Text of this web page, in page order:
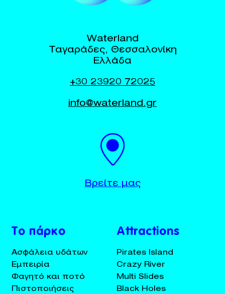
+30 23920 72025
Το πάρκο
Ασφάλεια υδάτων
Εμπειρία
Φαγητό και ποτό
Πιστοποιήσεις
Attractions
Pirates Island
Crazy River
Multi Slides
Black Holes
Waterland
Ταγαράδες, Θεσσαλονίκη
Ελλάδα
+30 23920 72025
info@waterland.gr
Βρείτε μας